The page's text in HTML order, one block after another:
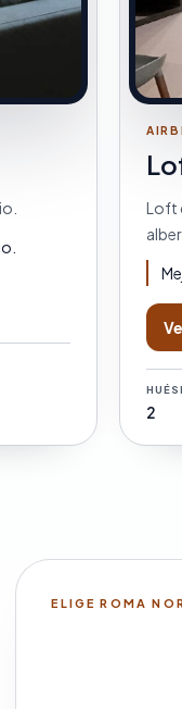
Loft
2
ELIGE ROMA